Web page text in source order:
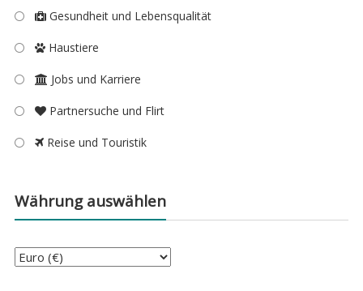
Gesundheit und Lebensqualität
Haustiere
Jobs und Karriere
Partnersuche und Flirt
Reise und Touristik
Währung auswählen